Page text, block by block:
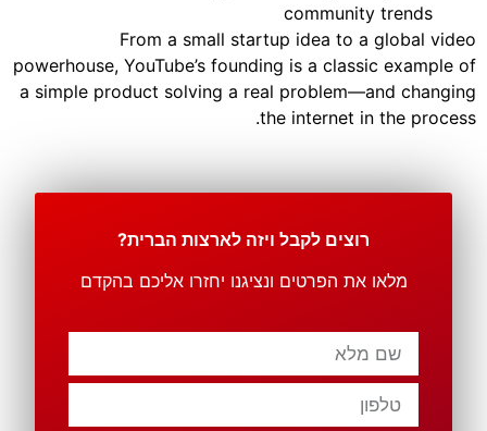
community trends
From a small startup idea to a global video
powerhouse, YouTube’s founding is a classic example of
a simple product solving a real problem—and changing
the internet in the process.
רוצים לקבל ויזה לארצות הברית?
מלאו את הפרטים ונציגנו יחזרו אליכם בהקדם